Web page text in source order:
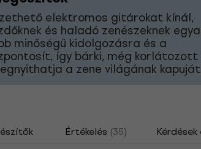
elektromos gitárokat kínál,
és haladó zenészeknek
minőségű kidolgozásra és a
így bárki, még korlátozott
a zene világának
Értékelés (35)